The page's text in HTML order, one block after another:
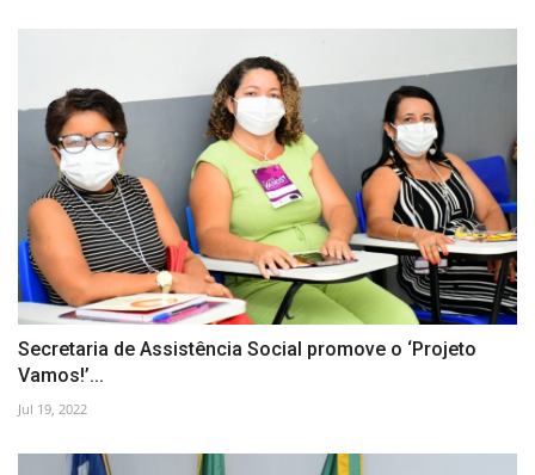
Secretaria de Assistência Social promove o ‘Projeto
Vamos!’...
Jul 19, 2022